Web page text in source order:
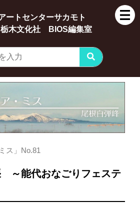
ートセンターサカモト
栃木文化社 BIOS編集室
ス」No.81
～能代おなごりフェステ